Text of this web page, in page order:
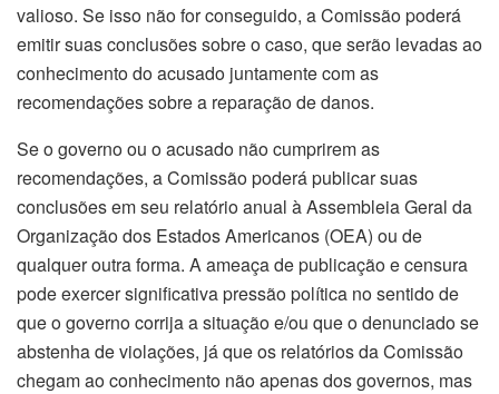
valioso. Se isso não for conseguido, a Comissão poderá
emitir suas conclusões sobre o caso, que serão levadas ao
conhecimento do acusado juntamente com as
recomendações sobre a reparação de danos.
Se o governo ou o acusado não cumprirem as
recomendações, a Comissão poderá publicar suas
conclusões em seu relatório anual à Assembleia Geral da
Organização dos Estados Americanos (OEA) ou de
qualquer outra forma. A ameaça de publicação e censura
pode exercer significativa pressão política no sentido de
que o governo corrija a situação e/ou que o denunciado se
abstenha de violações, já que os relatórios da Comissão
chegam ao conhecimento não apenas dos governos, mas